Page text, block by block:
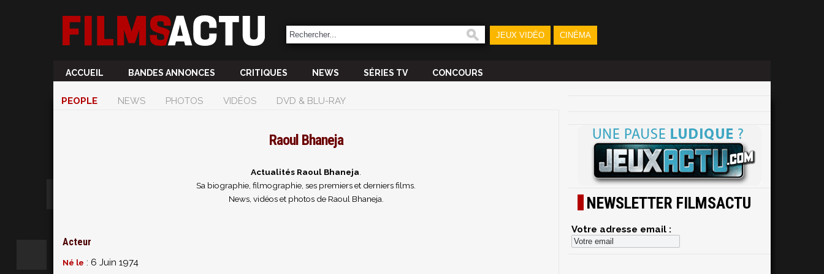
JEUX VIDÉO CINÉMA
ACCUEIL BANDES ANNONCES CRITIQUES NEWS SÉRIES TV CONCOURS
PEOPLE NEWS PHOTOS VIDÉOS DVD & BLU-RAY
Raoul Bhaneja
Actualités Raoul Bhaneja
Sa biographie, filmographie, ses premiers et derniers films.
News, vidéos et photos de Raoul Bhaneja.
Acteur
Né le : 6 Juin 1974
NEWSLETTER FILMSACTU
Votre adresse email :